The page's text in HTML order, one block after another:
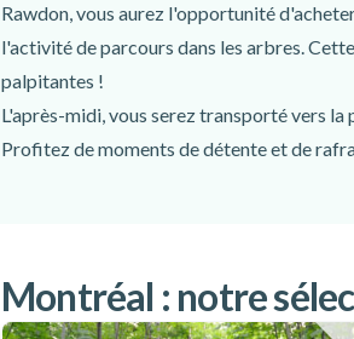
Rawdon, vous aurez l'opportunité
l'activité de parcours dans les arbres.
palpitantes !
L'après-midi, vous serez transporté vers
Profitez de moments de détente et de
Arbraska pour le parcours dans les arbres
parc des chutes pour profiter d'un après-
Montréal : notre